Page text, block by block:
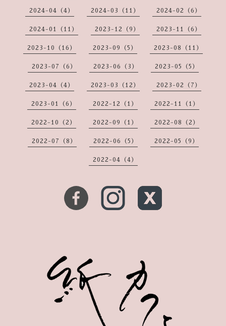
2024-04（4） 2024-03（11） 2024-02（6）
2024-01（11） 2023-12（9） 2023-11（6）
2023-10（16） 2023-09（5） 2023-08（11）
2023-07（6） 2023-06（3） 2023-05（5）
2023-04（4） 2023-03（12） 2023-02（7）
2023-01（6） 2022-12（1） 2022-11（1）
2022-10（2） 2022-09（1） 2022-08（2）
2022-07（8） 2022-06（5） 2022-05（9）
2022-04（4）